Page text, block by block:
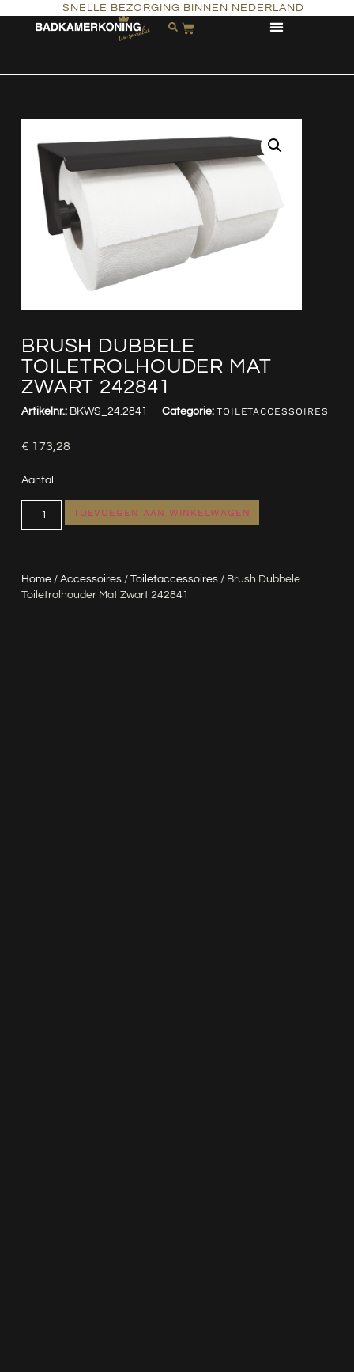
SNELLE BEZORGING BINNEN NEDERLAND
BRUSH DUBBELE
TOILETROLHOUDER MAT
ZWART 242841
Home/ Accessoires/ Toiletaccessoires/ Brush Dubbele
Toiletrolhouder Mat Zwart 242841
Artikelnr.: BKWS_24.2841 Categorie: TOILETACCESSOIRES
€ 173,28
Aantal
TOEVOEGEN AAN WINKELWAGEN